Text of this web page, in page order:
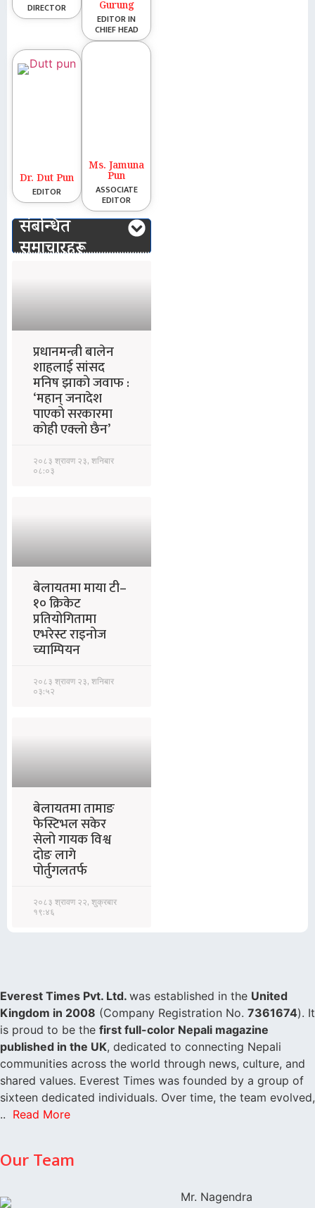
DIRECTOR Gurung
EDITOR IN
CHIEF HEAD
Dr. Dut Pun
EDITOR
Ms. Jamuna
Pun
ASSOCIATE
EDITOR
संबन्धित
समाचारहरू
प्रधानमन्त्री बालेन
शाहलाई सांसद
मनिष झाको जवाफ :
‘महान् जनादेश
पाएको सरकारमा
कोही एक्लो छैन’
२०८३ श्रावण २३, शनिबार
०८:०३
बेलायतमा माया टी–
१० क्रिकेट
प्रतियोगितामा
एभरेस्ट राइनोज
च्याम्पियन
२०८३ श्रावण २३, शनिबार
०३:५२
बेलायतमा तामाङ
फेस्टिभल सकेर
सेलो गायक विश्व
दोङ लागे
पोर्तुगलतर्फ
२०८३ श्रावण २२, शुक्रबार
१९:४६
Everest Times Pvt. Ltd. was established in the United
Kingdom in 2008 (Company Registration No. 7361674). It
is proud to be the first full-color Nepali magazine
published in the UK, dedicated to connecting Nepali
communities across the world through news, culture, and
shared values. Everest Times was founded by a group of
sixteen dedicated individuals. Over time, the team evolved,
.. Read More
Our Team